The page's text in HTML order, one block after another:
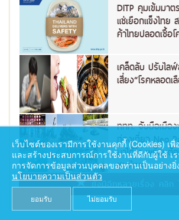
เว็บไซต์ของเรามีการใช้งานคุกกี้ (Cookies) เ
และสร้างประสบการณ์การใช้งานที่ดีกับผู้ใช้ เ
การจัดการข้อมูลส่วนบุคคลของท่านเป็นอย่างยิ่
นโยบายความเป็นส่วนตัว
ยอมรับ ไม่ยอมรับ
DITP คุมเข้มมา
แช่เยือกแข็งไทย
ค้าไทยปลอดเชื้อ
เคล็ดลับ ปรับไล
เสี่ยง“โรคหลอดเ
ททท. จับมือเมือ
ท่องเที่ยว Neo
มาได้ไง พร้อมต้
ชาวไทย
ยังมีอีกหลายเรื่อง คลิก